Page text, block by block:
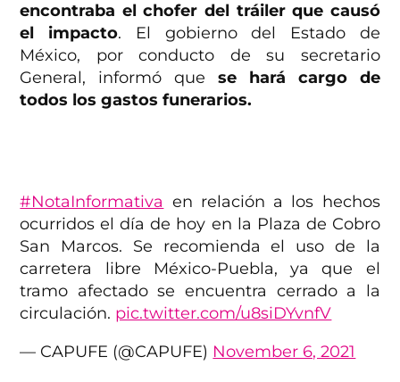
encontraba el chofer del tráiler que causó
el impacto. El gobierno del Estado de
México, por conducto de su secretario
General, informó que se hará cargo de
todos los gastos funerarios.
#NotaInformativa en relación a los hechos
ocurridos el día de hoy en la Plaza de Cobro
San Marcos. Se recomienda el uso de la
carretera libre México-Puebla, ya que el
tramo afectado se encuentra cerrado a la
circulación. pic.twitter.com/u8siDYvnfV
— CAPUFE (@CAPUFE) November 6, 2021